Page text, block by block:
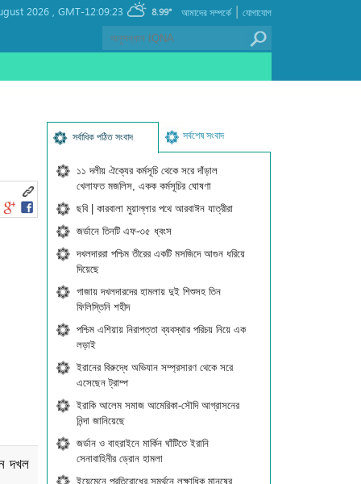
2026 , GMT-12:09:23 8.99° যোগাযোগ
|
আমাদের সম্পর্কে
দখল
সর্বাধিক পঠিত সংবাদ সর্বশেষ সংবাদ
১১ দলীয় ঐক্যের কর্মসূচি থেকে সরে দাঁড়াল
খেলাফত মজলিস, একক কর্মসূচির ঘোষণা
ছবি | কারবালা মুয়াল্লার পথে আরবাঈন যাত্রীরা
জর্ডানে তিনটি এফ-৩৫ ধ্বংস
দখলদাররা পশ্চিম তীরের একটি মসজিদে আগুন ধরিয়ে
দিয়েছে
গাজায় দখলদারদের হামলায় দুই শিশুসহ তিন
ফিলিস্তিনি শহীদ
পশ্চিম এশিয়ায় নিরাপত্তা ব্যবস্থার পরিচয় নিয়ে এক
লড়াই
ইরানের বিরুদ্ধে অভিযান সম্প্রসারণ থেকে সরে
এসেছেন ট্রাম্প
ইরাকি আলেম সমাজ আমেরিকা-সৌদি আগ্রাসনের
নিন্দা জানিয়েছে
জর্ডান ও বাহরাইনে মার্কিন ঘাঁটিতে ইরানি
সেনাবাহিনীর ড্রোন হামলা
ইয়েমেনে প্রতিরোধের সমর্থনে লক্ষাধিক মানুষের